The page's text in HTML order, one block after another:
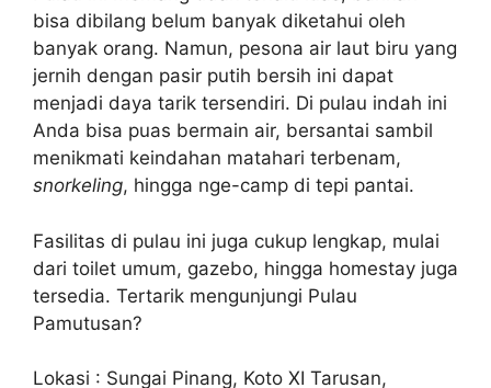
bisa dibilang belum banyak diketahui oleh
banyak orang. Namun, pesona air laut biru yang
jernih dengan pasir putih bersih ini dapat
menjadi daya tarik tersendiri. Di pulau indah ini
Anda bisa puas bermain air, bersantai sambil
menikmati keindahan matahari terbenam,
snorkeling, hingga nge-camp di tepi pantai.
Fasilitas di pulau ini juga cukup lengkap, mulai
dari toilet umum, gazebo, hingga homestay juga
tersedia. Tertarik mengunjungi Pulau
Pamutusan?
Lokasi : Sungai Pinang, Koto XI Tarusan,